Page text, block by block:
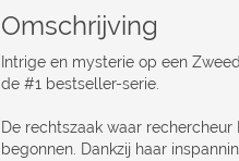
Omschrijving
Intrige en mysterie op een
de #1 bestseller-serie.
De rechtszaak waar
begonnen. Dankzij haar